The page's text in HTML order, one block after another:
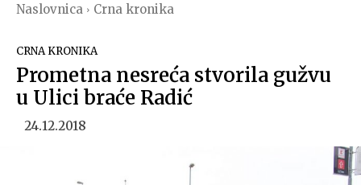
Naslovnica Crna kronika
CRNA KRONIKA
Prometna nesreća stvorila gužvu
u Ulici braće Radić
24.12.2018